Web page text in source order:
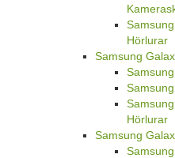
Hörlurar
Samsung
Hörlurar
Samsung